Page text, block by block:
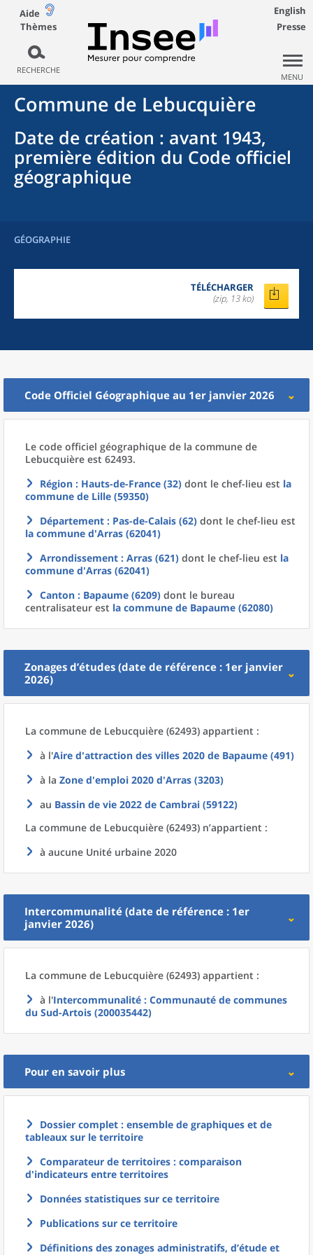
Aide
Thèmes
RECHERCHE
English
Presse
MENU
Commune de Lebucquière
Date de création : avant 1943,
première édition du Code officiel
géographique
GÉOGRAPHIE
TÉLÉCHARGER
(zip, 13 ko)
Code Officiel Géographique au 1er janvier 2026
Le code officiel géographique de la commune de
Lebucquière est 62493.
Région : Hauts-de-France (32) dont le chef-lieu est la
commune de Lille (59350)
Département : Pas-de-Calais (62) dont le chef-lieu est
la commune d'Arras (62041)
Arrondissement : Arras (621) dont le chef-lieu est la
commune d'Arras (62041)
Canton : Bapaume (6209) dont le bureau
centralisateur est la commune de Bapaume (62080)
Zonages d’études (date de référence : 1er janvier
2026)
La commune de Lebucquière (62493) appartient :
à l'Aire d'attraction des villes 2020 de Bapaume (491)
à la Zone d'emploi 2020 d'Arras (3203)
au Bassin de vie 2022 de Cambrai (59122)
La commune de Lebucquière (62493) n’appartient :
à aucune Unité urbaine 2020
Intercommunalité (date de référence : 1er
janvier 2026)
La commune de Lebucquière (62493) appartient :
à l'Intercommunalité : Communauté de communes
du Sud-Artois (200035442)
Pour en savoir plus
Dossier complet : ensemble de graphiques et de
tableaux sur le territoire
Comparateur de territoires : comparaison
d'indicateurs entre territoires
Données statistiques sur ce territoire
Publications sur ce territoire
Définitions des zonages administratifs, d’étude et